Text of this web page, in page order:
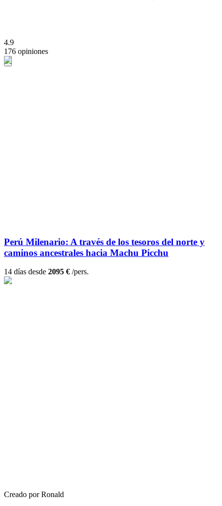
4.9
176 opiniones
Perú Milenario: A través de los tesoros del norte y
caminos ancestrales hacia Machu Picchu
14 días desde 2095 € /pers.
Creado por Ronald